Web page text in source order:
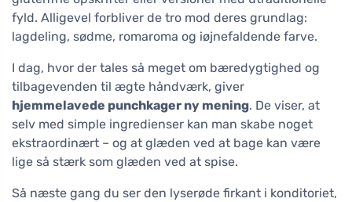
fyld. Alligevel forbliver de tro mod deres grundlag:
lagdeling, sødme, romaroma og iøjnefaldende farve.
I dag, hvor der tales så meget om bæredygtighed og
tilbagevenden til ægte håndværk, giver
hjemmelavede punchkager ny mening. De viser, at
selv med simple ingredienser kan man skabe noget
ekstraordinært – og at glæden ved at bage kan være
lige så stærk som glæden ved at spise.
Så næste gang du ser den lyserøde firkant i konditoriet,